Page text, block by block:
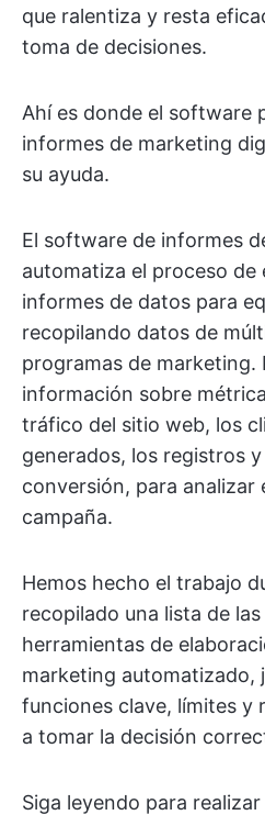
que ralentiza y resta
toma de decisiones.
Ahí es donde el software
informes de marketing
su ayuda.
El software de informes
automatiza el proceso de
informes de datos para
recopilando datos de
programas de marketing.
información sobre
tráfico del sitio web, los
generados, los registros
conversión, para analizar
campaña.
Hemos hecho el trabajo
recopilado una lista de
herramientas de
marketing automatizado,
funciones clave, límites y
a tomar la decisión
Siga leyendo para